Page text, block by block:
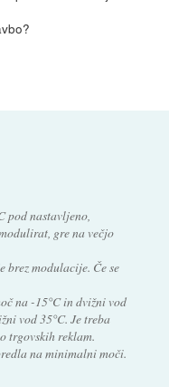
pod nastavljeno,
gre na večjo
modulacije. Če se
na -15°C in dvižni vod
vod 35°C. Je treba
trgovskih reklam.
na minimalni moči.